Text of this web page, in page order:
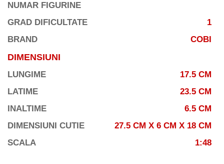
NUMAR FIGURINE
GRAD DIFICULTATE
1
BRAND
COBI
DIMENSIUNI
LUNGIME
17.5 CM
LATIME
23.5 CM
INALTIME
6.5 CM
DIMENSIUNI CUTIE
27.5 CM X 6 CM X 18 CM
SCALA
1:48